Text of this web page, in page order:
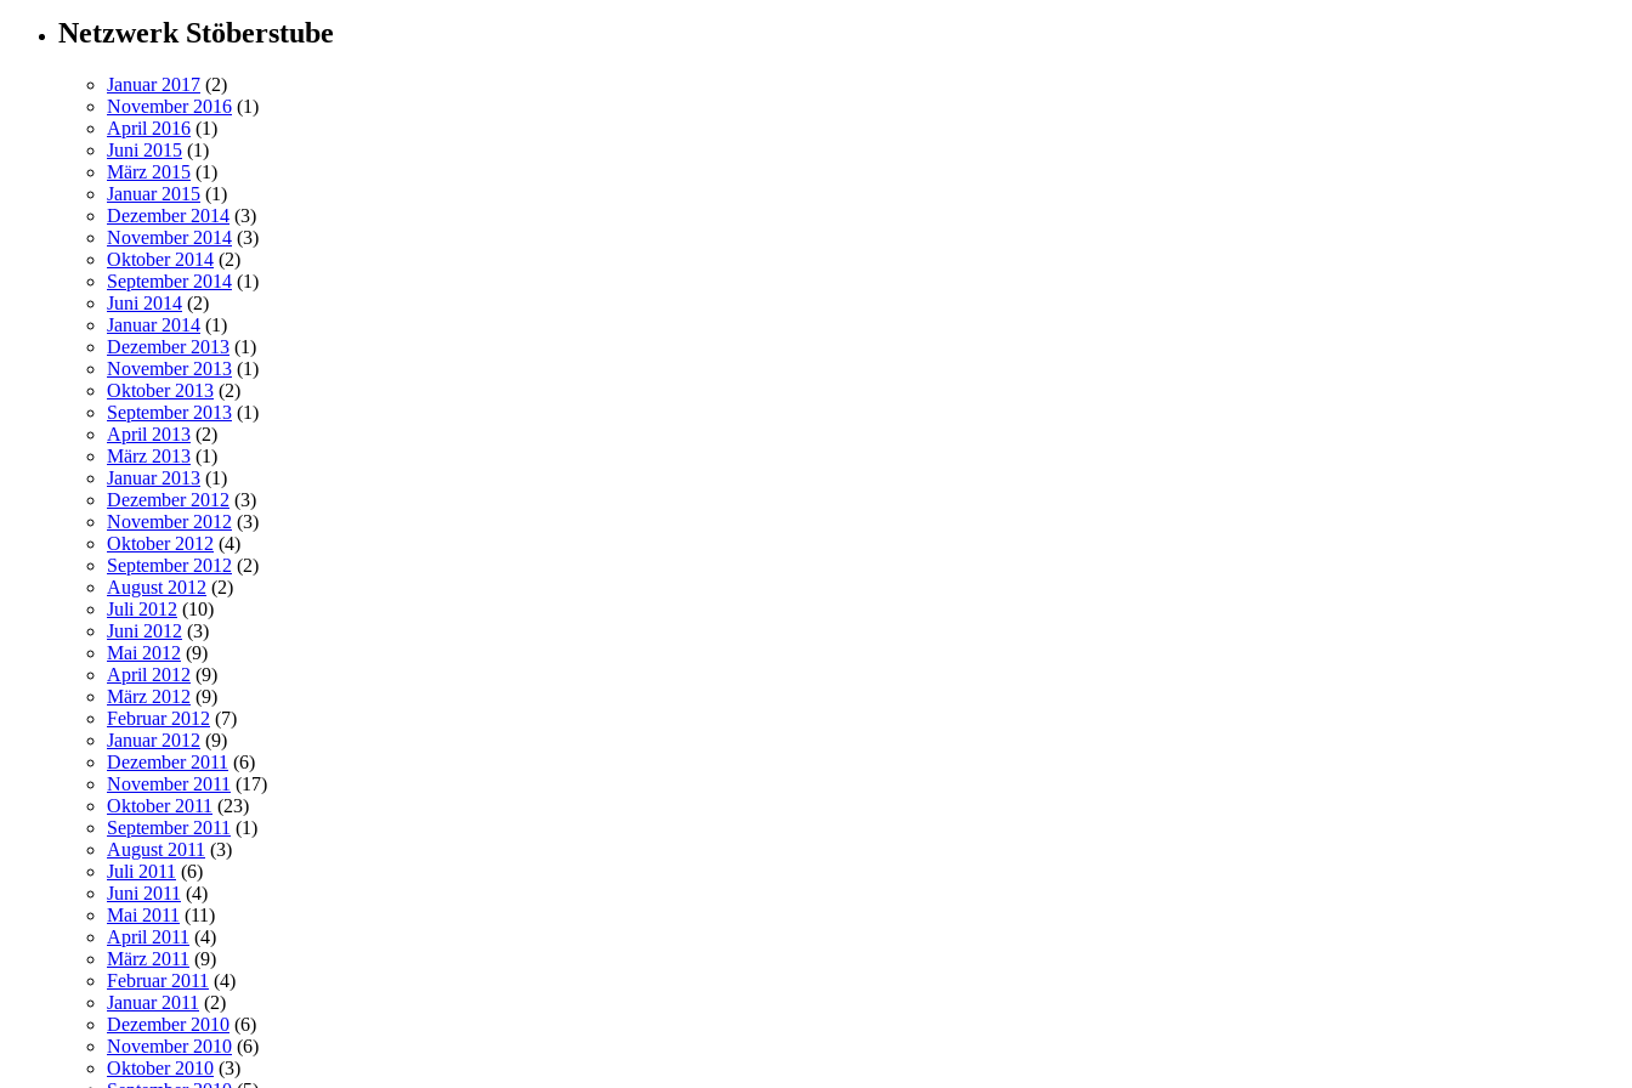
Netzwerk Stöberstube
Januar 2017 (2)
November 2016 (1)
April 2016 (1)
Juni 2015 (1)
März 2015 (1)
Januar 2015 (1)
Dezember 2014 (3)
November 2014 (3)
Oktober 2014 (2)
September 2014 (1)
Juni 2014 (2)
Januar 2014 (1)
Dezember 2013 (1)
November 2013 (1)
Oktober 2013 (2)
September 2013 (1)
April 2013 (2)
März 2013 (1)
Januar 2013 (1)
Dezember 2012 (3)
November 2012 (3)
Oktober 2012 (4)
September 2012 (2)
August 2012 (2)
Juli 2012 (10)
Juni 2012 (3)
Mai 2012 (9)
April 2012 (9)
März 2012 (9)
Februar 2012 (7)
Januar 2012 (9)
Dezember 2011 (6)
November 2011 (17)
Oktober 2011 (23)
September 2011 (1)
August 2011 (3)
Juli 2011 (6)
Juni 2011 (4)
Mai 2011 (11)
April 2011 (4)
März 2011 (9)
Februar 2011 (4)
Januar 2011 (2)
Dezember 2010 (6)
November 2010 (6)
Oktober 2010 (3)